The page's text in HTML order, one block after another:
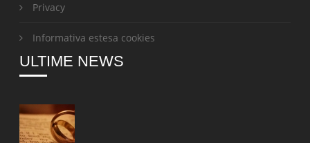
Privacy
Informativa estesa cookies
ULTIME NEWS